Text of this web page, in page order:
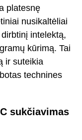
platesnę
nusikaltėliai
intelektą,
kūrimą. Tai
ir suteikia
technines
sukčiavimas